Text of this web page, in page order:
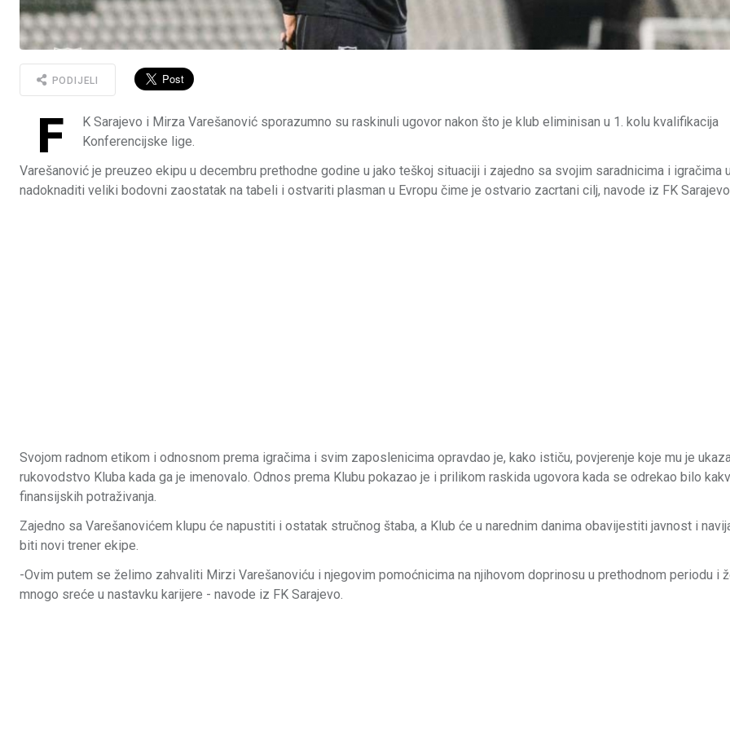
PODIJELI
F
K Sarajevo i Mirza Varešanović sporazumno su raskinuli ugovor nakon što je klub eliminisan u 1. kolu kvalifikacija
Konferencijske lige.
Varešanović je preuzeo ekipu u decembru prethodne godine u jako teškoj situaciji i zajedno sa svojim saradnicima i igračima
nadoknaditi veliki bodovni zaostatak na tabeli i ostvariti plasman u Evropu čime je ostvario zacrtani cilj, navode iz FK
Svojom radnom etikom i odnosnom prema igračima i svim zaposlenicima opravdao je, kako ističu, povjerenje koje mu je
rukovodstvo Kluba kada ga je imenovalo. Odnos prema Klubu pokazao je i prilikom raskida ugovora kada se odrekao bilo
finansijskih potraživanja.
Zajedno sa Varešanovićem klupu će napustiti i ostatak stručnog štaba, a Klub će u narednim danima obavijestiti javnost i
biti novi trener ekipe.
-Ovim putem se želimo zahvaliti Mirzi Varešanoviću i njegovim pomoćnicima na njihovom doprinosu u prethodnom periodu i
mnogo sreće u nastavku karijere - navode iz FK Sarajevo.